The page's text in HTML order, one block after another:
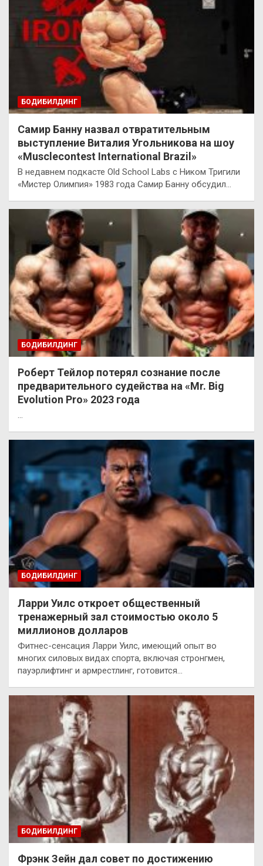
БОДИБИЛДИНГ
Самир Банну назвал отвратительным
выступление Виталия Угольникова на шоу
«Musclecontest International Brazil»
В недавнем подкасте Old School Labs с Ником Тригили
«Мистер Олимпия» 1983 года Самир Банну обсудил…
БОДИБИЛДИНГ
Роберт Тейлор потерял сознание после
предварительного судейства на «Mr. Big
Evolution Pro» 2023 года
…
БОДИБИЛДИНГ
Ларри Уилс откроет общественный
тренажерный зал стоимостью около 5
миллионов долларов
Фитнес-сенсация Ларри Уилс, имеющий опыт во
многих силовых видах спорта, включая стронгмен,
пауэрлифтинг и армрестлинг, готовится…
БОДИБИЛДИНГ
Фрэнк Зейн дал совет по достижению